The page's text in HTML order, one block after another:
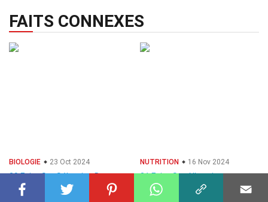
FAITS CONNEXES
BIOLOGIE 23 Oct 2024
29 Faits Sur Sélection De
Parentèle
NUTRITION 16 Nov 2024
31 Faits Sur Albumine